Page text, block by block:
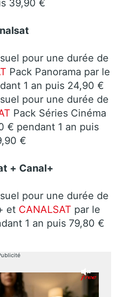
39,90 €
pour une durée de
Pack Panorama par le
1 an puis 24,90 €
pour une durée de
Pack Séries Cinéma
€ pendant 1 an puis
€
+ Canal+
pour une durée de
etCANALSAT par le
1 an puis 79,80 €